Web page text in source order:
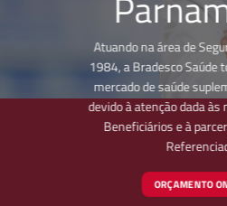
Atuando na área de
1984, a Bradesco Saúde
mercado de saúde
devido à atenção dada às
Beneficiários e à
ORÇAMENTO